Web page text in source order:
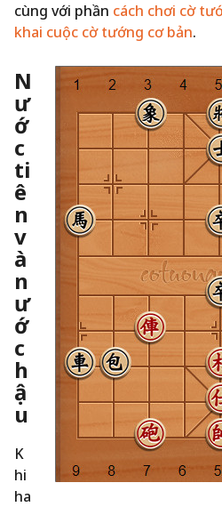
cùng với phần cách chơi cờ
khai cuộc cờ tướng cơ bản.
N
ư
ớ
c
ti
ê
n
v
à
n
ư
ớ
c
h
ậ
u
K
hi
ha